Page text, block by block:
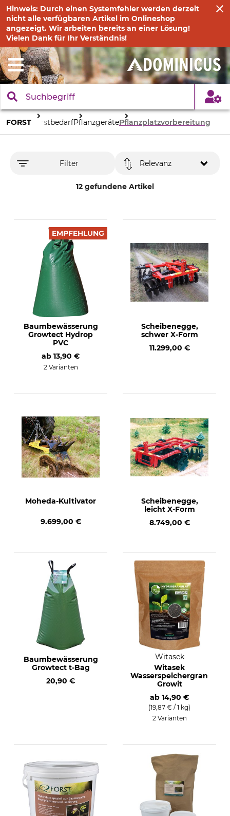
Hinweis: Durch einen Systemfehler werden derzeit
nicht alle verfügbaren Artikel im Onlineshop
angezeigt. Wir arbeiten bereits an einer Lösung!
Vielen Dank für Ihr Verständnis!
FORST ForstbedarfPflanzgerätePflanzplatzvorbereitung
Filter
12 gefundene Artikel
Relevanz
EMPFEHLUNG
Baumbewässerung
Growtect Hydrop
PVC
ab 13,90 €
2 Varianten
Scheibenegge,
schwer X-Form
11.299,00 €
Moheda-Kultivator
9.699,00 €
Scheibenegge,
leicht X-Form
8.749,00 €
Baumbewässerung
Growtect t-Bag
20,90 €
Witasek
Witasek
Wasserspeichergranulat
Growit
ab 14,90 €
(19,87 € / 1 kg)
2 Varianten